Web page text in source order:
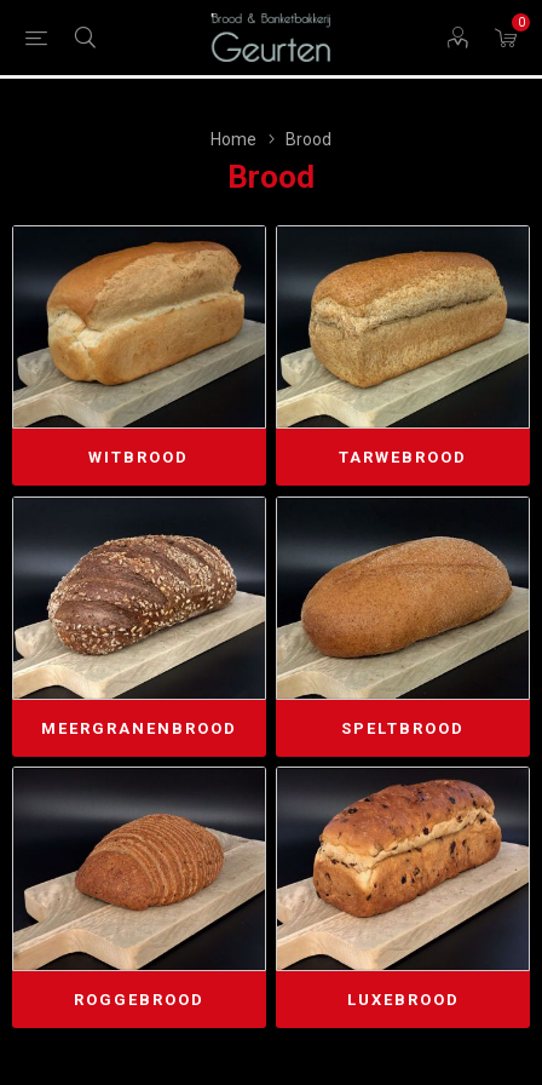
0
Home Brood
Brood
WITBROOD TARWEBROOD
MEERGRANENBROOD SPELTBROOD
ROGGEBROOD LUXEBROOD